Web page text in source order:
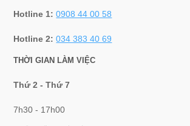
Hotline 1:0908 44 00 58
Hotline 2:034 383 40 69
THỜI GIAN LÀM VIỆC
Thứ 2 - Thứ 7
7h30 - 17h00